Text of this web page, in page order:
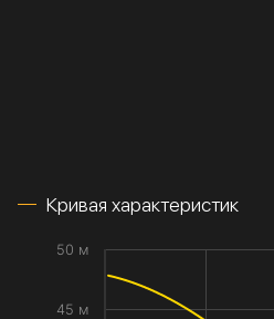
Кривая характеристик
45 м
50 м